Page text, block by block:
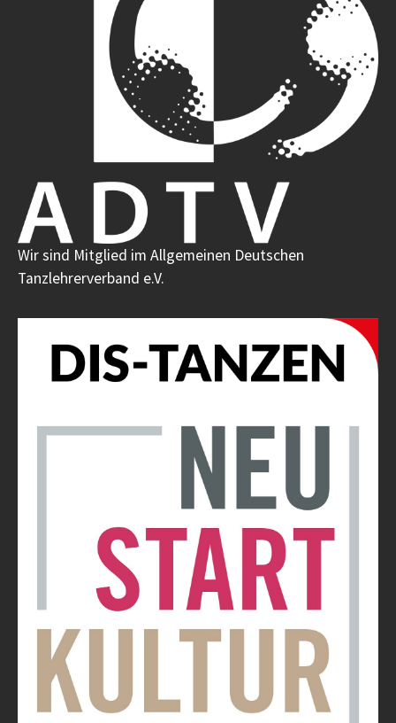
Wir sind Mitglied im Allgemeinen Deutschen
Tanzlehrerverband e.V.